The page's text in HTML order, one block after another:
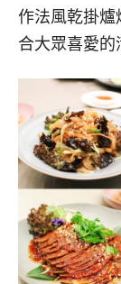
作法風乾掛爐
合大眾喜愛的